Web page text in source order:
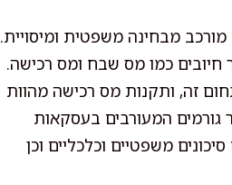
מבחינה משפטית ומיסויית.
חיובים כמו מס שבח ומס רכישה.
זה, ותקנות מס רכישה מהוות
גורמים המעורבים בעסקאות
משפטיים וכלכליים וכן